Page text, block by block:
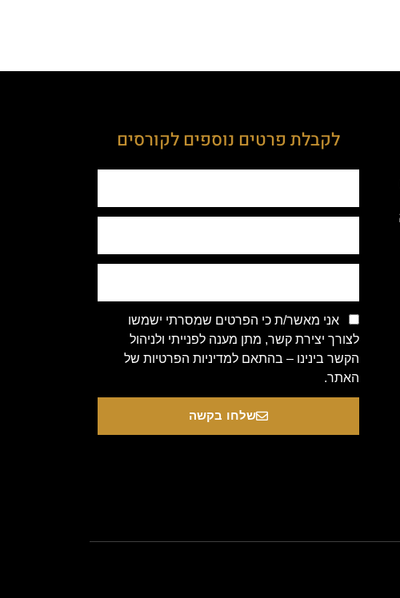
לקבלת פרטים נוספים לקורסים
אני מאשר/ת כי הפרטים שמסרתי ישמשו
לצורך יצירת קשר, מתן מענה לפנייתי ולניהול
הקשר בינינו – בהתאם למדיניות הפרטיות של
האתר.
שלחו בקשה